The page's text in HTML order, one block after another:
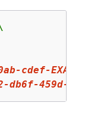
ab-cdef-
-db6f-459d-